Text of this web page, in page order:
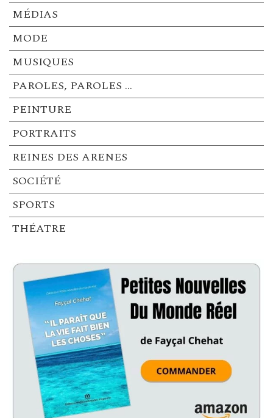
MÉDIAS
MODE
MUSIQUES
PAROLES, PAROLES …
PEINTURE
PORTRAITS
REINES DES ARENES
SOCIÉTÉ
SPORTS
THÉATRE